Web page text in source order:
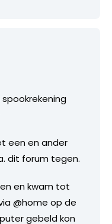
een en ander
dit forum tegen.
en kwam tot
@home op de
gebeld kon